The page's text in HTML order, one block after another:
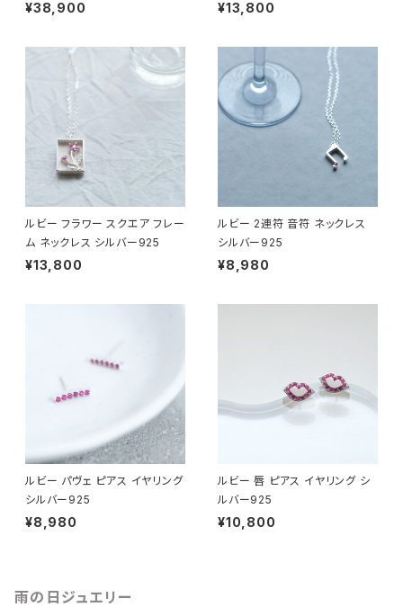
¥38,900 ¥13,800
ルビー フラワー スクエア フレー
ム ネックレス シルバー925
¥13,800
ルビー 2連符 音符 ネックレス
シルバー925
¥8,980
ルビー パヴェ ピアス イヤリング
シルバー925
¥8,980
ルビー 唇 ピアス イヤリング シ
ルバー925
¥10,800
雨の日ジュエリー